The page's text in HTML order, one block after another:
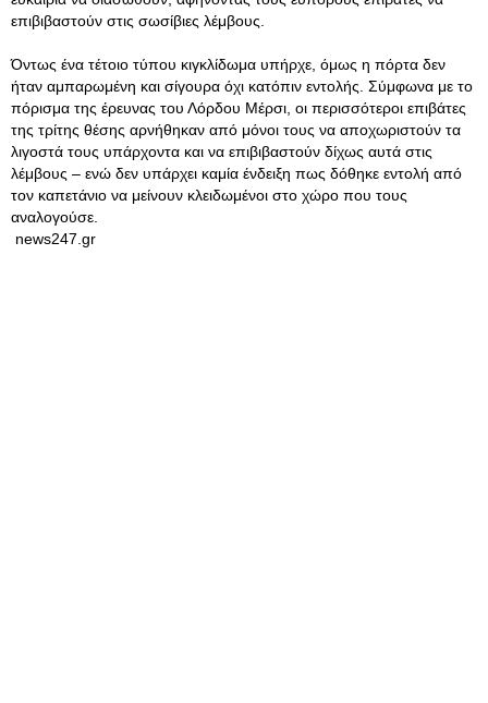
επιβιβαστούν στις σωσίβιες λέμβους.
Όντως ένα τέτοιο τύπου κιγκλίδωμα υπήρχε, όμως η πόρτα δεν
ήταν αμπαρωμένη και σίγουρα όχι κατόπιν εντολής. Σύμφωνα με το
πόρισμα της έρευνας του Λόρδου Μέρσι, οι περισσότεροι επιβάτες
της τρίτης θέσης αρνήθηκαν από μόνοι τους να αποχωριστούν τα
λιγοστά τους υπάρχοντα και να επιβιβαστούν δίχως αυτά στις
λέμβους – ενώ δεν υπάρχει καμία ένδειξη πως δόθηκε εντολή από
τον καπετάνιο να μείνουν κλειδωμένοι στο χώρο που τους
αναλογούσε.
news247.gr